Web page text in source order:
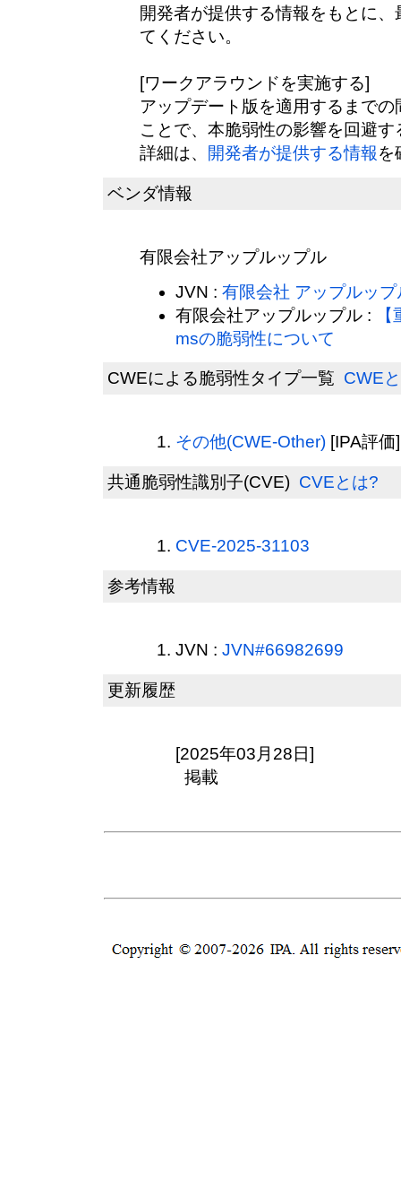
開発者が提供する情報をもとに
てください。
[ワークアラウンドを実施する]
アップデート版を適用するまで
ことで、本脆弱性の影響を回避
詳細は、 開発者が提供する情報を
ベンダ情報
有限会社アップルップル
JVN : 有限会社 アップルッ
有限会社アップルップル :
msの脆弱性について
CWEによる脆弱性タイプ一覧 CWE
その他(CWE-Other) [IPA評価]
共通脆弱性識別子(CVE) CVEとは?
CVE-2025-31103
参考情報
JVN : JVN#66982699
更新履歴
[2025年03月28日]
掲載